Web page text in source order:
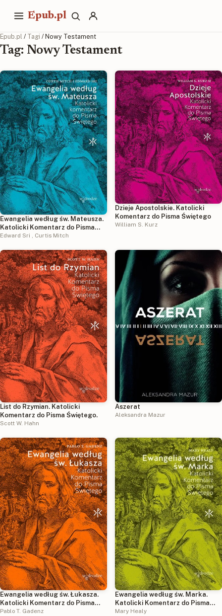
Epub.pl
Epub.pl / Tagi / Nowy Testament
Tag: Nowy Testament
Ewangelia według św. Mateusza.
Katolicki Komentarz do Pisma
Świętego
Edward Sri , Curtis Mitch
Dzieje Apostolskie. Katolicki
Komentarz do Pisma Świętego
William S. Kurz
List do Rzymian. Katolicki
Komentarz do Pisma Świętego.
Scott W. Hahn
Aszerat
Aleksandra Mazur
Ewangelia według św. Łukasza.
Katolicki Komentarz do Pisma
Świętego
Pablo T. Gadenz
Ewangelia według św. Marka.
Katolicki Komentarz do Pisma
Świętego
Mary Healy